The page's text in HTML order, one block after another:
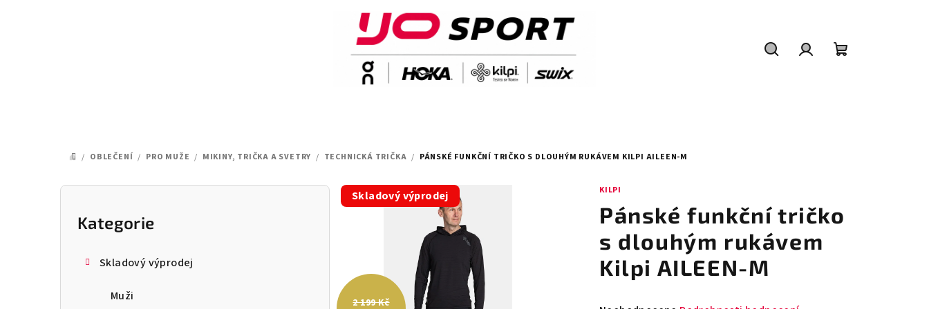
DOMŮ
/ OBLEČENÍ / PRO MUŽE / MIKINY, TRIČKA A SVETRY / TECHNICKÁ TRIČKA / PÁNSKÉ FUNKČNÍ TRIČKO S DLOUHÝM RUKÁVEM KILPI AILEEN-M
P
Přeskočit
kategorie
Kategorie
Skladový výprodej
Muži
KILPI
Pánské funkční tričko
s dlouhým rukávem
Kilpi AILEEN-M
Skladový výprodej
2 199 Kč